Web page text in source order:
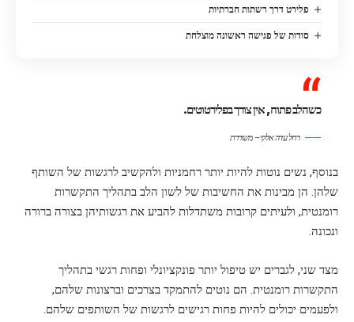
פלירט דרך רשתות חברתיות
סודות של פגישה ראשונה מוצלחת
כשהלב פתוח, אין צורך בפלירטוטים.
רחל עדה אלקי – משוררת
בנוסף, נשים נוטות להיות יותר רחמניות ולהקשיב לרגשות של השותף
שלהן. הן מבינות את החשיבות של לשון הלב בתהליך התקשרות
רומנטית, ולעיתים קרובות משתדלות להביע את רגשותיהן בצורה ברורה
ונכונה.
מצד שני, לגברים יש טיפול יותר פונקציונלי ופחות רגשי בתהליך
התקשרות רומנטית. הם נוטים להתמקד בצרכים וברצונות שלהם,
ולפעמים יכולים להיות פחות רגישים לרגשות של השותפים שלהם.